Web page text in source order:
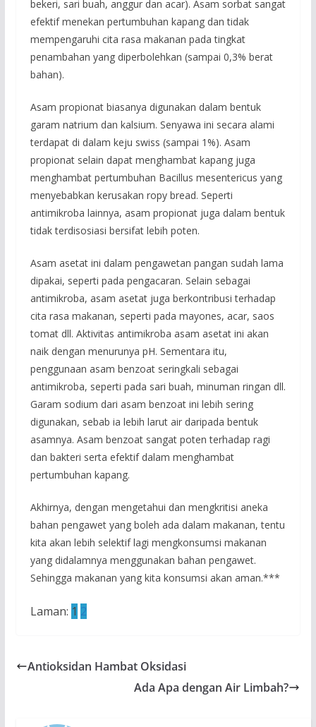
bekeri, sari buah, anggur dan acar). Asam sorbat sangat
efektif menekan pertumbuhan kapang dan tidak
mempengaruhi cita rasa makanan pada tingkat
penambahan yang diperbolehkan (sampai 0,3% berat
bahan).
Asam propionat biasanya digunakan dalam bentuk
garam natrium dan kalsium. Senyawa ini secara alami
terdapat di dalam keju swiss (sampai 1%). Asam
propionat selain dapat menghambat kapang juga
menghambat pertumbuhan Bacillus mesentericus yang
menyebabkan kerusakan ropy bread. Seperti
antimikroba lainnya, asam propionat juga dalam bentuk
tidak terdisosiasi bersifat lebih poten.
Asam asetat ini dalam pengawetan pangan sudah lama
dipakai, seperti pada pengacaran. Selain sebagai
antimikroba, asam asetat juga berkontribusi terhadap
cita rasa makanan, seperti pada mayones, acar, saos
tomat dll. Aktivitas antimikroba asam asetat ini akan
naik dengan menurunya pH. Sementara itu,
penggunaan asam benzoat seringkali sebagai
antimikroba, seperti pada sari buah, minuman ringan dll.
Garam sodium dari asam benzoat ini lebih sering
digunakan, sebab ia lebih larut air daripada bentuk
asamnya. Asam benzoat sangat poten terhadap ragi
dan bakteri serta efektif dalam menghambat
pertumbuhan kapang.
Akhirnya, dengan mengetahui dan mengkritisi aneka
bahan pengawet yang boleh ada dalam makanan, tentu
kita akan lebih selektif lagi mengkonsumsi makanan
yang didalamnya menggunakan bahan pengawet.
Sehingga makanan yang kita konsumsi akan aman.***
Laman: 1 2
Antioksidan Hambat Oksidasi
Ada Apa dengan Air Limbah?